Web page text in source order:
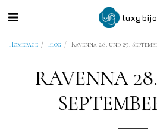
Homepage Blog Ravenna 28. und 29.
RAVENNA